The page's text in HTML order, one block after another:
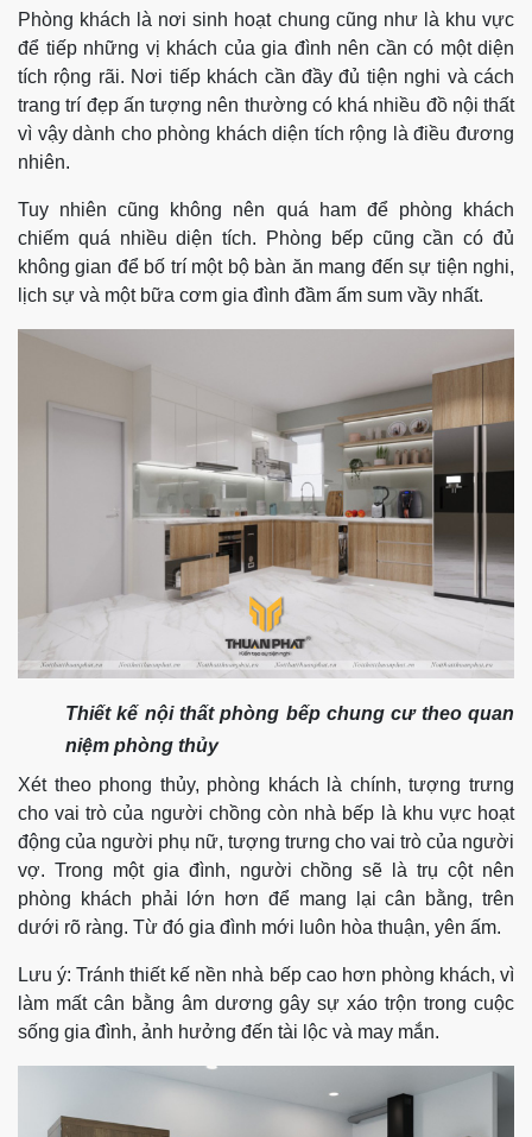
Phòng khách là nơi sinh hoạt chung cũng như là khu vực
để tiếp những vị khách của gia đình nên cần có một diện
tích rộng rãi. Nơi tiếp khách cần đầy đủ tiện nghi và cách
trang trí đẹp ấn tượng nên thường có khá nhiều đồ nội thất
vì vậy dành cho phòng khách diện tích rộng là điều đương
nhiên.
Tuy nhiên cũng không nên quá ham để phòng khách
chiếm quá nhiều diện tích. Phòng bếp cũng cần có đủ
không gian để bố trí một bộ bàn ăn mang đến sự tiện nghi,
lịch sự và một bữa cơm gia đình đầm ấm sum vầy nhất.
Thiết kế nội thất phòng bếp chung cư theo quan
niệm phòng thủy
Xét theo phong thủy, phòng khách là chính, tượng trưng
cho vai trò của người chồng còn nhà bếp là khu vực hoạt
động của người phụ nữ, tượng trưng cho vai trò của người
vợ. Trong một gia đình, người chồng sẽ là trụ cột nên
phòng khách phải lớn hơn để mang lại cân bằng, trên
dưới rõ ràng. Từ đó gia đình mới luôn hòa thuận, yên ấm.
Lưu ý: Tránh thiết kế nền nhà bếp cao hơn phòng khách, vì
làm mất cân bằng âm dương gây sự xáo trộn trong cuộc
sống gia đình, ảnh hưởng đến tài lộc và may mắn.